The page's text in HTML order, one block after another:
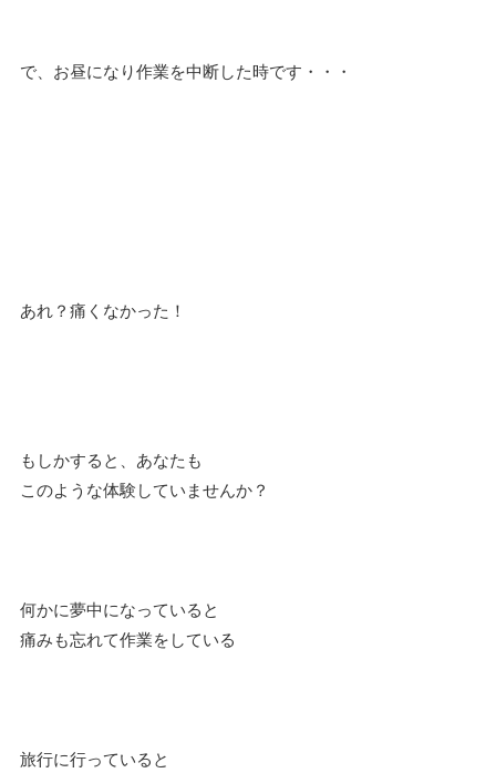
で、お昼になり作業を中断した時です・・・
あれ？痛くなかった！
もしかすると、あなたも
このような体験していませんか？
何かに夢中になっていると
痛みも忘れて作業をしている
旅行に行っていると